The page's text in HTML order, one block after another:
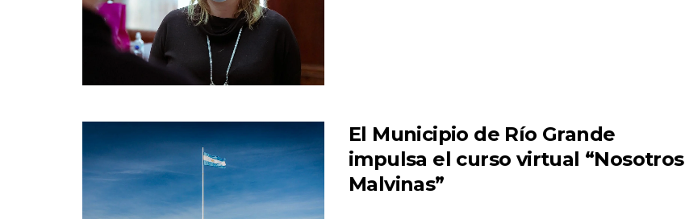
El Municipio de Río Grande
impulsa el curso virtual “Nosotros
Malvinas”